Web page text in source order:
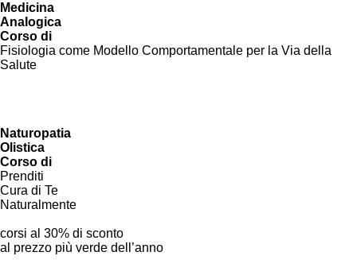
Medicina
Analogica
Corso di
Fisiologia come Modello Comportamentale per la Via della
Salute
Naturopatia
Olistica
Corso di
Prenditi
Cura di Te
Naturalmente
corsi al 30% di sconto
al prezzo più verde dell’anno